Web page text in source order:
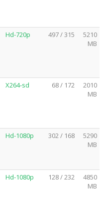
Hd-720p 497 / 315
5210
MB
X264-sd 68 / 172
2010
MB
Hd-1080p 302 / 168
5290
MB
Hd-1080p 128 / 232
4850
MB